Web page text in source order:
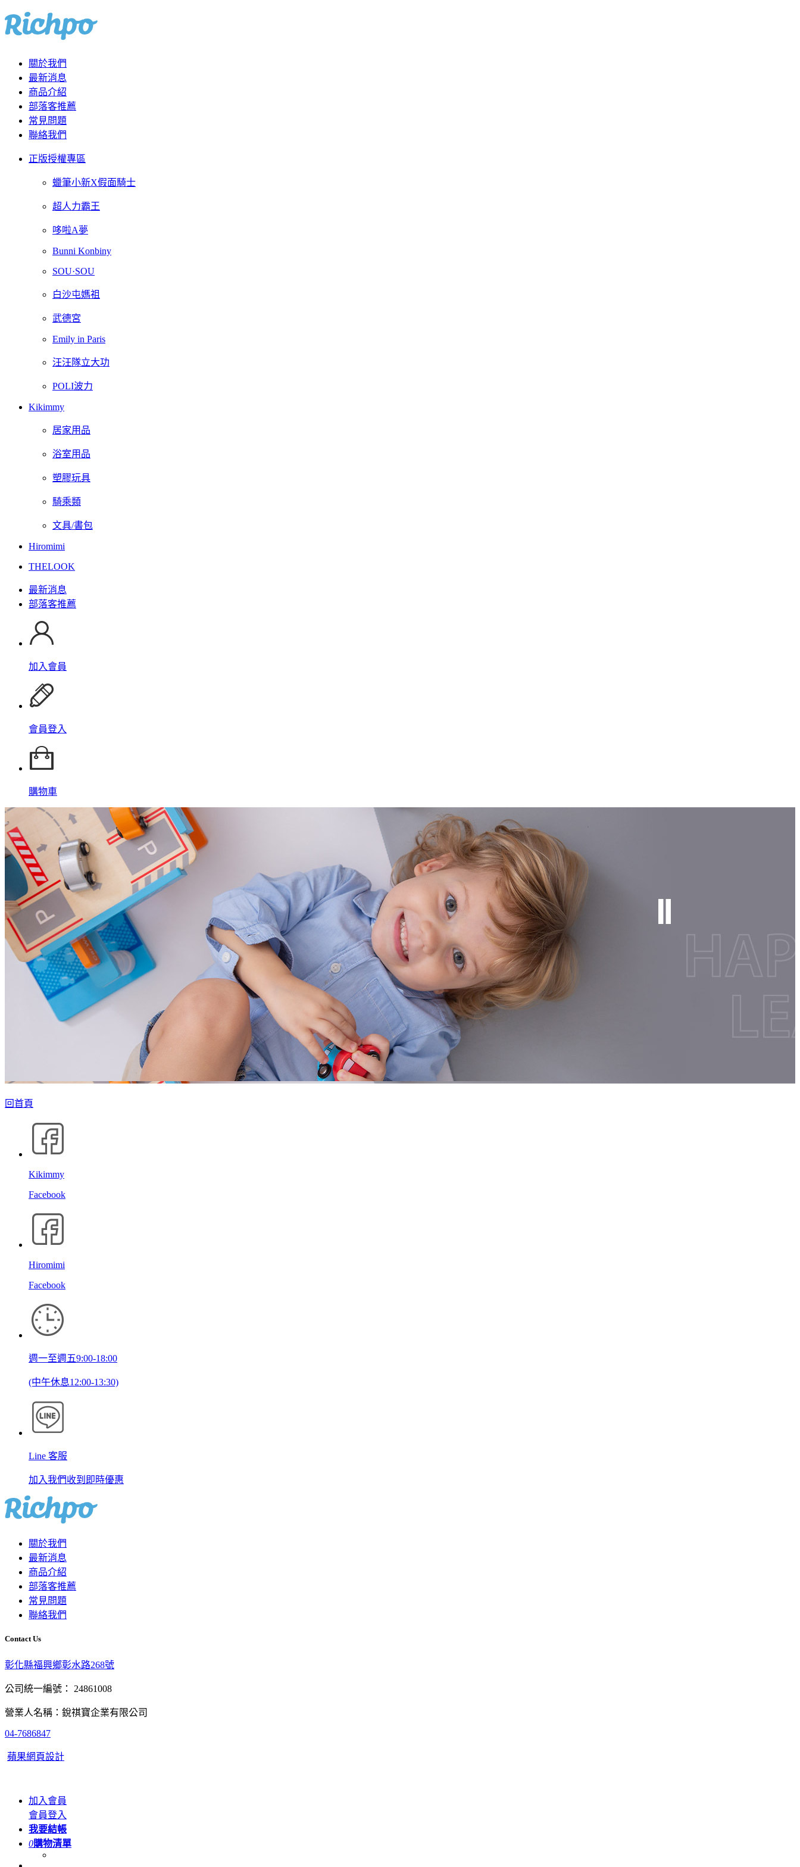
關於我們
最新消息
商品介紹
部落客推薦
常見問題
聯絡我們
正版授權專區
蠟筆小新X假面騎士
超人力霸王
哆啦A夢
Bunni Konbiny
SOU·SOU
白沙屯媽祖
武德宮
Emily in Paris
汪汪隊立大功
POLI波力
Kikimmy
居家用品
浴室用品
塑膠玩具
騎乘類
文具/書包
Hiromimi
THELOOK
最新消息
部落客推薦
加入會員
會員登入
購物車
回首頁
Kikimmy
Facebook
Hiromimi
Facebook
週一至週五9:00-18:00
(中午休息12:00-13:30)
Line 客服
加入我們收到即時優惠
關於我們
最新消息
商品介紹
部落客推薦
常見問題
聯絡我們
Contact Us
彰化縣福興鄉彰水路268號
公司統一編號： 24861008
營業人名稱：銳祺寶企業有限公司
04-7686847
蘋果網頁設計
加入會員
會員登入
我要結帳
0購物清單